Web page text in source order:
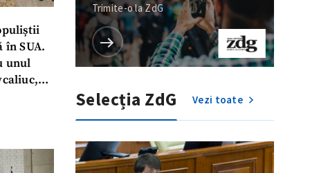
în SUA.
unul
Trimite-o la ZdG
Selecția ZdG Vezi toate